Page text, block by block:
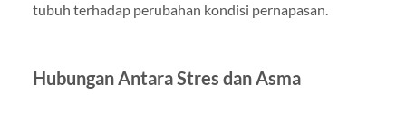
tubuh terhadap perubahan kondisi pernapasan.
Hubungan Antara Stres dan Asma